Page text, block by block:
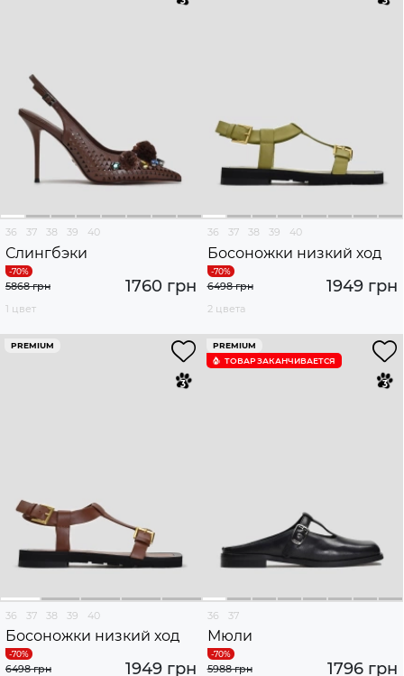
36 37 38 39 40
Слингбэки
1760 грн
5868 грн
1 цвет
36 37 38 39 40
Босоножки низкий ход
1949 грн
6498 грн
2 цвета
PREMIUM
36 37 38 39 40
Босоножки низкий ход
1949 грн
6498 грн
PREMIUM
ТОВАР ЗАКАНЧИВАЕТСЯ
36 37
Мюли
1796 грн
5988 грн